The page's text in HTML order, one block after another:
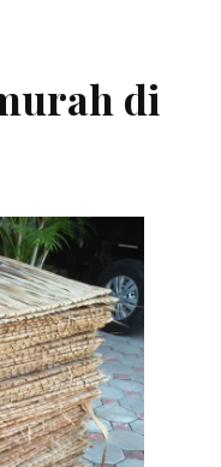
di